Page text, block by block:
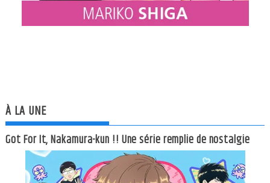
À LA UNE
Got For It, Nakamura-kun !! Une série remplie de nostalgie